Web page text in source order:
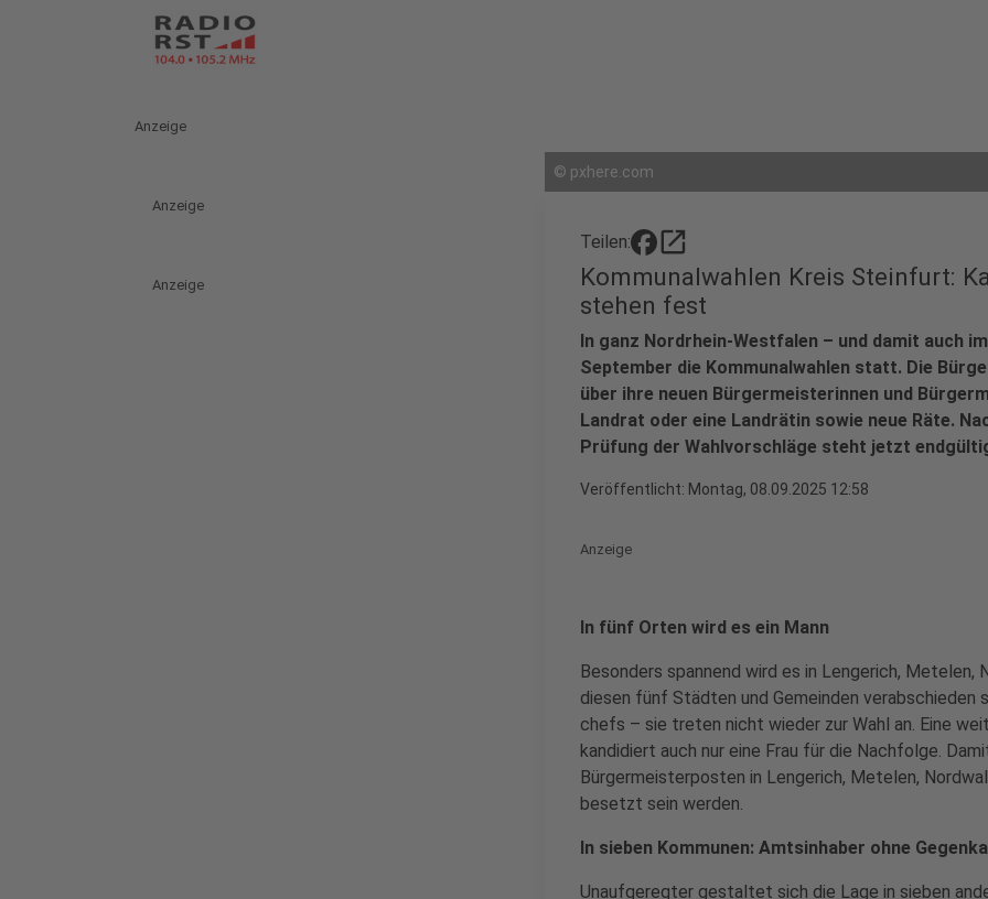
Anzeige
Anzeige
Anzeige
© pxhere.com
Teilen: open_in_new
Kommunalwahlen Kreis Steinfurt:
stehen fest
In ganz Nordrhein-Westfalen – und damit auch
September die Kommunalwahlen statt. Die
über ihre neuen Bürgermeisterinnen und
Landrat oder eine Landrätin sowie neue Räte.
Prüfung der Wahlvorschläge steht jetzt
Veröffentlicht: Montag, 08.09.2025 12:58
Anzeige
In fünf Orten wird es ein Mann
Besonders spannend wird es in Lengerich,
diesen fünf Städten und Gemeinden verabschieden
chefs – sie treten nicht wieder zur Wahl an. Eine
kandidiert auch nur eine Frau für die Nachfolge.
Bürgermeisterposten in Lengerich, Metelen,
besetzt sein werden.
In sieben Kommunen: Amtsinhaber ohne
Unaufgeregter gestaltet sich die Lage in sieben